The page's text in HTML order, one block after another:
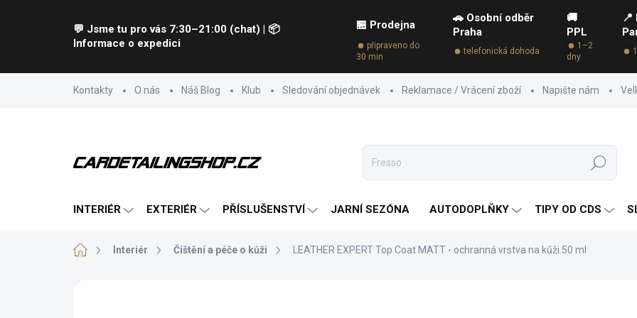
💬 Jsme tu pro vás 7:30–21:00 (chat) | 📦
Informace o expedici
🏪 Prodejna
🚗 Osobní odběr
Praha
🚚
PPL
📍
připraveno do
30 min
telefonická dohoda
1–2
dny
Kontakty O nás Náš Blog Klub Sledování objednávek Reklamace / Vrácení zboží Napište nám
Hledat
INTERIÉR EXTERIÉR PŘÍSLUŠENSTVÍ JARNÍ SEZÓNA AUTODOPLŇKY TIPY OD CDS
DomůInteriér Čištění a péče o kůži LEATHER EXPERT Top Coat MATT - ochranná vrstva na kůži 50 ml